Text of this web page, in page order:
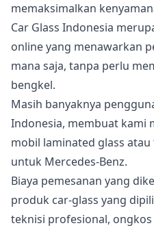
memaksimalkan
Car Glass Indonesia
online yang menawarkan
mana saja, tanpa perlu
bengkel.
Masih banyaknya
Indonesia, membuat kami
mobil laminated glass
untuk Mercedes-Benz.
Biaya pemesanan yang
produk car-glass yang
teknisi profesional,